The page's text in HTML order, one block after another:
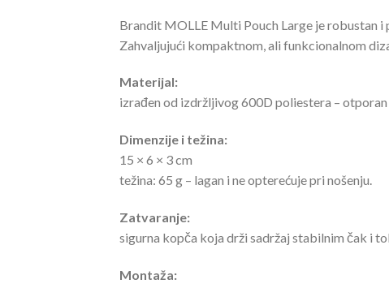
Brandit MOLLE Multi Pouch Large je robustan i
Zahvaljujući kompaktnom, ali funkcionalnom
Materijal:
izrađen od izdržljivog 600D poliestera –
Dimenzije i težina:
15 × 6 × 3 cm
težina: 65 g – lagan i ne opterećuje pri nošenju.
Zatvaranje:
sigurna kopča koja drži sadržaj stabilnim čak i
Montaža: